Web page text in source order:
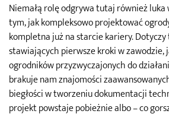
Niemałą rolę odgrywa tutaj również
tym, jak kompleksowo projektować
kompletna już na starcie kariery.
stawiających pierwsze kroki w zawodzie,
ogrodników przyzwyczajonych do
brakuje nam znajomości
biegłości w tworzeniu dokumentacji
projekt powstaje pobieżnie albo – co